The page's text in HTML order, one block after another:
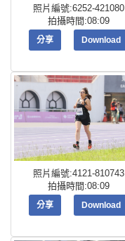
照片編號:6252-421080
拍攝時間:08:09
分享 Download
照片編號:4121-810743
拍攝時間:08:09
分享 Download